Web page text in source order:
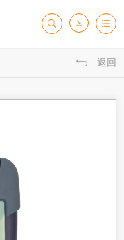
返回